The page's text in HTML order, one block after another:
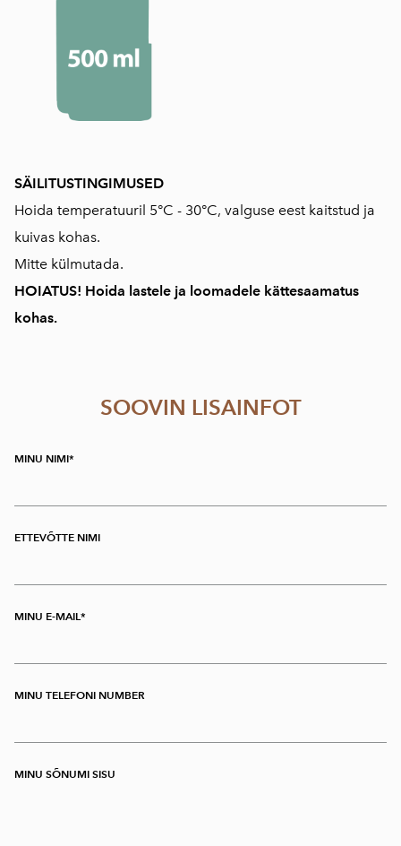
SÄILITUSTINGIMUSED
Hoida temperatuuril 5°C - 30°C, valguse eest kaitstud ja
kuivas kohas.
Mitte külmutada.
HOIATUS! Hoida lastele ja loomadele kättesaamatus
kohas.
SOOVIN LISAINFOT
MINU NIMI
ETTEVÕTTE NIMI
MINU E-MAIL
MINU TELEFONI NUMBER
MINU SÕNUMI SISU